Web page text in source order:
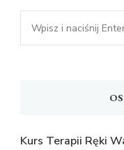
Szukasz
czegoś?
Kurs Terapii Ręki